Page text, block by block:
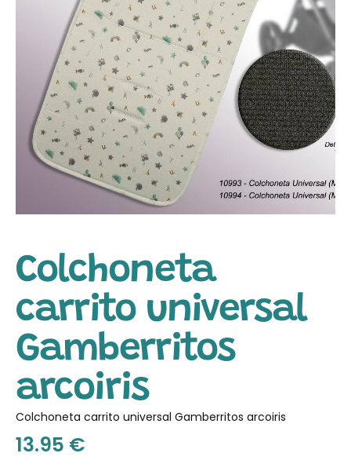
Colchoneta
carrito universal
Gamberritos
arcoiris
Colchoneta carrito universal Gamberritos arcoiris
13.95 €